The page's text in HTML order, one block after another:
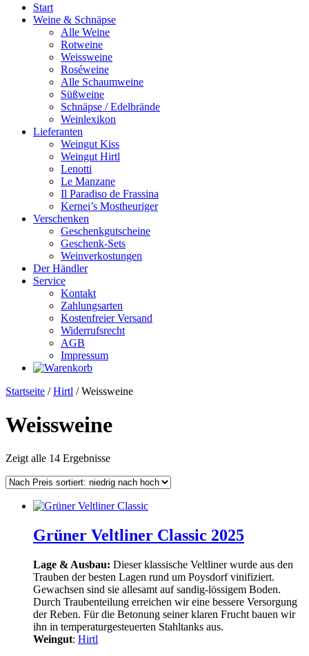
Start
Weine & Schnäpse
Alle Weine
Rotweine
Weissweine
Roséweine
Alle Schaumweine
Süßweine
Schnäpse / Edelbrände
Weinlexikon
Lieferanten
Weingut Kiss
Weingut Hirtl
Lenotti
Le Manzane
Il Paradiso de Frassina
Kernei’s Mostheuriger
Verschenken
Geschenkgutscheine
Geschenk-Sets
Weinverkostungen
Der Händler
Service
Kontakt
Zahlungsarten
Kostenfreier Versand
Widerrufsrecht
AGB
Impressum
Startseite /Hirtl / Weissweine
Weissweine
Zeigt alle 14 Ergebnisse
Grüner Veltliner Classic 2025
Lage & Ausbau: Dieser klassische Veltliner wurde aus den
Trauben der besten Lagen rund um Poysdorf vinifiziert.
Gewachsen sind sie allesamt auf sandig-lössigem Boden.
Durch Traubenteilung erreichen wir eine bessere Versorgung
der Reben. Für die Betonung seiner klaren Frucht bauen wir
ihn in temperaturgesteuerten Stahltanks aus.
Weingut: Hirtl